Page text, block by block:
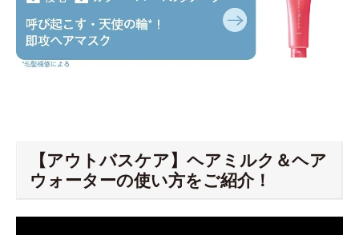
【アウトバスケア】ヘアミルク＆ヘア
ウォーターの使い方をご紹介！